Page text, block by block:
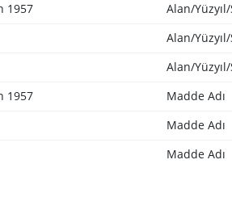
1957 Alan/
Alan/
Alan/
1957 Madde Adı
Madde Adı
Madde Adı